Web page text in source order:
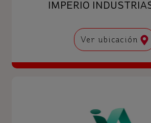
IMPERIO
Ver ubicación